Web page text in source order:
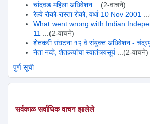
चांदवड महिला अधिवेशन ...(2-वाचने)
रेल्वे रोको-रास्ता रोको, वर्धा 10 Nov 2001
What went wrong with Indian
11 ...(2-वाचने)
शेतकरी संघटना १२ वे संयुक्त अधिवेशन -
नेता नव्हे, शेतकर्‍यांचा स्वातंत्र्यसूर्य ...(2-वाचने)
पुर्ण सूची
सर्वकाळ सर्वाधिक वाचन झालेले